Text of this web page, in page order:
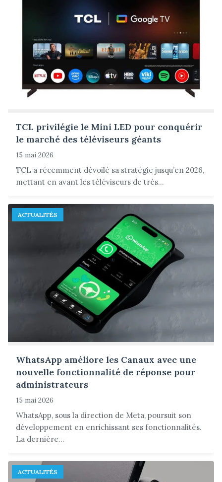
TCL privilégie le Mini LED pour conquérir
le marché des téléviseurs géants
15 mai 2026
TCL a récemment dévoilé sa stratégie jusqu’en 2026,
mettant en avant les téléviseurs de très...
ACTUALITÉS
WhatsApp améliore les Canaux avec une
nouvelle fonctionnalité de réponse pour
administrateurs
15 mai 2026
WhatsApp, sous la direction de Meta, poursuit son
développement en enrichissant ses fonctionnalités.
La dernière...
ACTUALITÉS